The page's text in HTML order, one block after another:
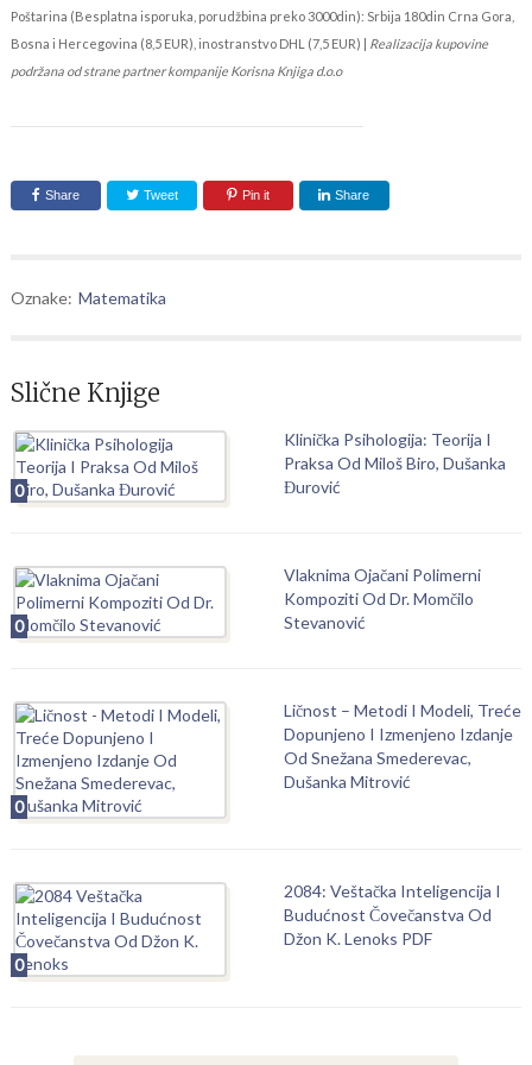
Poštarina (Besplatna isporuka, porudžbina preko 3000din): Srbija 180din Crna Gora,
Bosna i Hercegovina (8,5 EUR), inostranstvo DHL (7,5 EUR) | Realizacija kupovine
podržana od strane partner kompanije Korisna Knjiga d.o.o
Share Tweet Pin it Share
Oznake: Matematika
Slične Knjige
0
Klinička Psihologija: Teorija I
Praksa Od Miloš Biro, Dušanka
Đurović
0
Vlaknima Ojačani Polimerni
Kompoziti Od Dr. Momčilo
Stevanović
0
Ličnost – Metodi I Modeli, Treće
Dopunjeno I Izmenjeno Izdanje
Od Snežana Smederevac,
Dušanka Mitrović
0
2084: Veštačka Inteligencija I
Budućnost Čovečanstva Od
Džon K. Lenoks PDF